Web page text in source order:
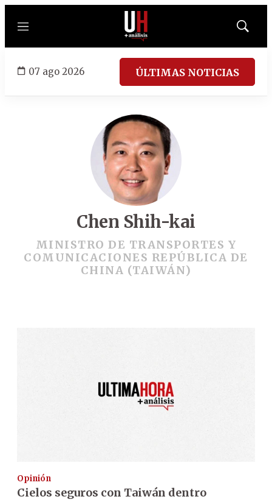
Menú
Mostrar
07 ago 2026 ÚLTIMAS NOTICIAS
Chen Shih-kai
MINISTRO DE TRANSPORTES Y
COMUNICACIONES REPÚBLICA DE
CHINA (TAIWÁN)
Opinión
Cielos seguros con Taiwán dentro